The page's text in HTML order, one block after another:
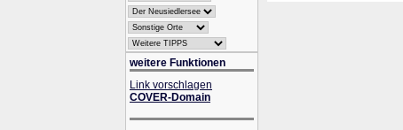
weitere Funktionen
Link vorschlagen
COVER-Domain